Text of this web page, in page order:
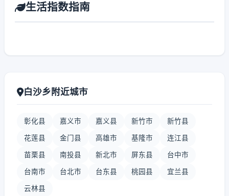
生活指数指南
白沙乡附近城市
彰化县 嘉义市 嘉义县 新竹市 新竹县
花莲县 金门县 高雄市 基隆市 连江县
苗栗县 南投县 新北市 屏东县 台中市
台南市 台北市 台东县 桃园县 宜兰县
云林县